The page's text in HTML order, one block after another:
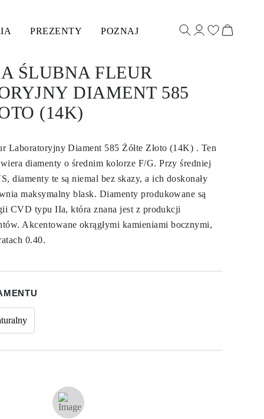
PREZENTY POZNAJ
ŚLUBNA FLEUR
DIAMENT 585
(14K)
Laboratoryjny Diament 585 Żółte Złoto (14K) . Ten
diamenty o średnim kolorze F/G. Przy średniej
diamenty te są niemal bez skazy, a ich doskonały
maksymalny blask. Diamenty produkowane są
CVD typu IIa, która znana jest z produkcji
Akcentowane okrągłymi kamieniami bocznymi,
0.40.